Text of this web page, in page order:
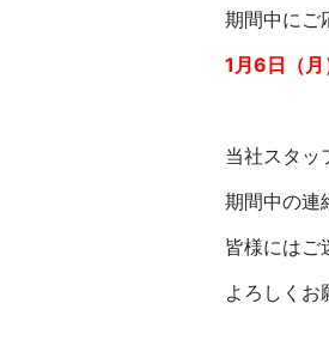
期間中にご
1月6日（月
当社スタッ
期間中の連
皆様にはご
よろしくお